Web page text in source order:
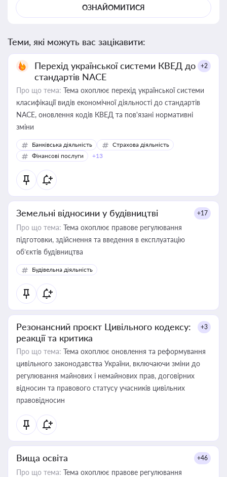
ОЗНАЙОМИТИСЯ
Теми, які можуть вас зацікавити:
Перехід української системи КВЕД до
стандартів NACE
+2
Про що тема: Тема охоплює перехід української системи
класифікації видів економічної діяльності до стандартів
NACE, оновлення кодів КВЕД та пов'язані нормативні
зміни
Банківська діяльність
Страхова діяльність
Фінансові послуги
+13
Земельні відносини у будівництві +17
Про що тема: Тема охоплює правове регулювання
підготовки, здійснення та введення в експлуатацію
об’єктів будівництва
Будівельна діяльність
Резонансний проєкт Цивільного кодексу:
реакції та критика
+3
Про що тема: Тема охоплює оновлення та реформування
цивільного законодавства України, включаючи зміни до
регулювання майнових і немайнових прав, договірних
відносин та правового статусу учасників цивільних
правовідносин
Вища освіта +46
Про що тема: Тема охоплює правове регулювання